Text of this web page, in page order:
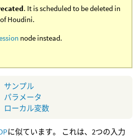
. It is scheduled to be deleted in
Houdini.
node instead.
サンプル
パラメータ
ローカル変数
に似ています。 これは、2つの入力